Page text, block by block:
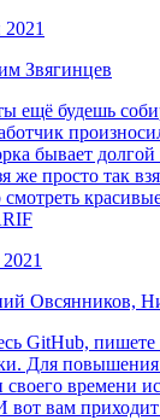
Звягинцев
ещё будешь
бывает долгой
же просто так
Овсянников,
GitHub, пишете
Для повышения
времени
вот вам